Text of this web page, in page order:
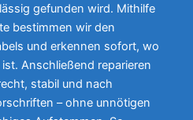
gefunden wird. Mithilfe
bestimmen wir den
und erkennen sofort, wo
Anschließend reparieren
stabil und nach
– ohne unnötigen